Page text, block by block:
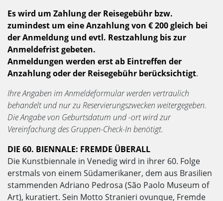
Es wird um Zahlung der Reisegebühr bzw.
zumindest um eine Anzahlung von € 200 gleich bei
der Anmeldung und evtl. Restzahlung bis zur
Anmeldefrist gebeten.
Anmeldungen werden erst ab Eintreffen der
Anzahlung oder der Reisegebühr berücksichtigt.
Ihre Angaben im Anmeldeformular werden vertraulich
behandelt und nur zu Reservierungszwecken weitergegeben.
Die Angabe von Geburtsdatum und -ort wird zur
Vereinfachung des Gruppen-Check-In benötigt.
DIE 60. BIENNALE: FREMDE ÜBERALL
Die Kunstbiennale in Venedig wird in ihrer 60. Folge
erstmals von einem Südamerikaner, dem aus Brasilien
stammenden Adriano Pedrosa (São Paolo Museum of
Art), kuratiert. Sein Motto Stranieri ovunque, Fremde